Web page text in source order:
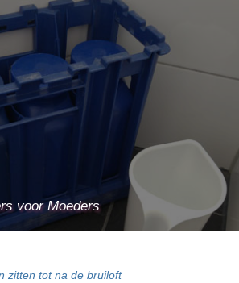
voor Moeders
zitten tot na de bruiloft